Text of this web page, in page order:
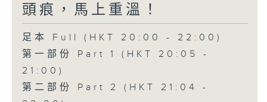
頭痕，馬上重溫！
足本 Full (HKT 20:00 - 22:00)
第一部份 Part 1 (HKT 20:05 -
21:00)
第二部份 Part 2 (HKT 21:04 -